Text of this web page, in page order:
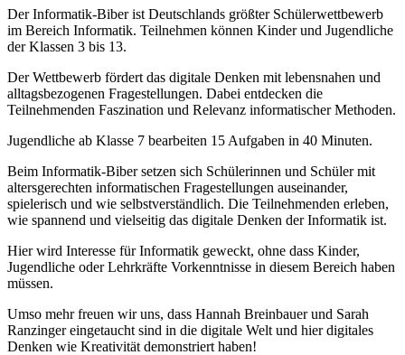
Der Informatik-Biber ist Deutschlands größter Schülerwettbewerb
im Bereich Informatik. Teilnehmen können Kinder und Jugendliche
der Klassen 3 bis 13.
Der Wettbewerb fördert das digitale Denken mit lebensnahen und
alltagsbezogenen Fragestellungen. Dabei entdecken die
Teilnehmenden Faszination und Relevanz informatischer Methoden.
Jugendliche ab Klasse 7 bearbeiten 15 Aufgaben in 40 Minuten.
Beim Informatik-Biber setzen sich Schülerinnen und Schüler mit
altersgerechten informatischen Fragestellungen auseinander,
spielerisch und wie selbstverständlich. Die Teilnehmenden erleben,
wie spannend und vielseitig das digitale Denken der Informatik ist.
Hier wird Interesse für Informatik geweckt, ohne dass Kinder,
Jugendliche oder Lehrkräfte Vorkenntnisse in diesem Bereich haben
müssen.
Umso mehr freuen wir uns, dass Hannah Breinbauer und Sarah
Ranzinger eingetaucht sind in die digitale Welt und hier digitales
Denken wie Kreativität demonstriert haben!